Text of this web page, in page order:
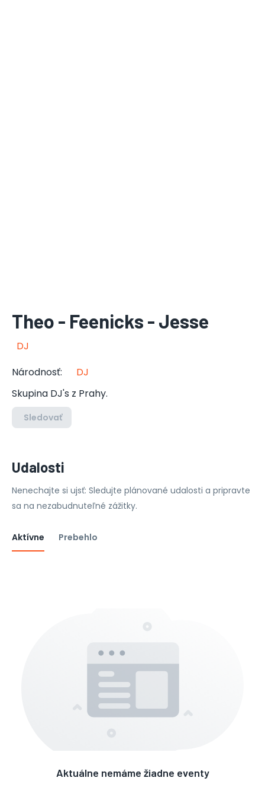
Theo - Feenicks - Jesse
DJ
Národnosť:
DJ
Skupina DJ's z Prahy.
Sledovať
Udalosti
Nenechajte si ujsť: Sledujte plánované udalosti a pripravte
sa na nezabudnuteľné zážitky.
Aktívne Prebehlo
Aktuálne nemáme žiadne eventy